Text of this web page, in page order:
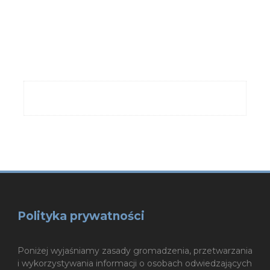
Polityka prywatności
Poniżej wyjaśniamy zasady gromadzenia, przetwarzania
i wykorzystywania informacji o osobach odwiedzających